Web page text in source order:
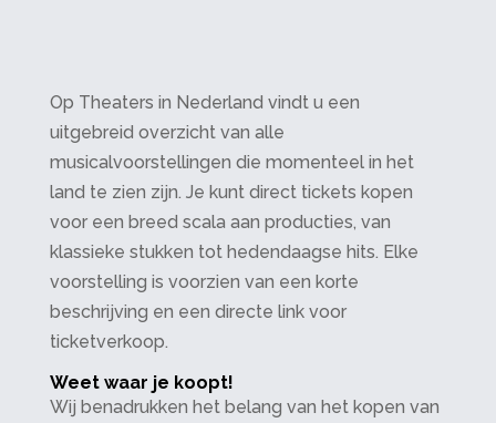
Op Theaters in Nederland vindt u een
uitgebreid overzicht van alle
musicalvoorstellingen die momenteel in het
land te zien zijn. Je kunt direct tickets kopen
voor een breed scala aan producties, van
klassieke stukken tot hedendaagse hits. Elke
voorstelling is voorzien van een korte
beschrijving en een directe link voor
ticketverkoop.
Weet waar je koopt!
Wij benadrukken het belang van het kopen van